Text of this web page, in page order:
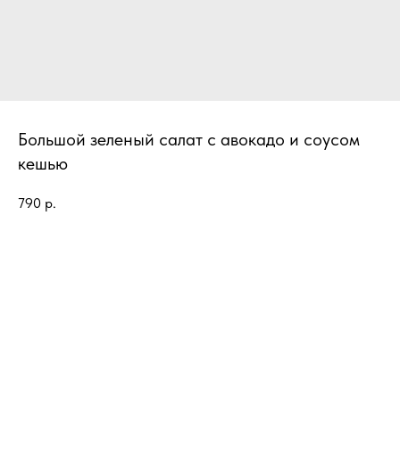
Большой зеленый салат с авокадо и соусом
кешью
790 р.